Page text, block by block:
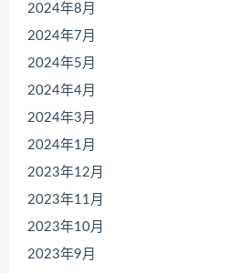
2024年8月
2024年7月
2024年5月
2024年4月
2024年3月
2024年1月
2023年12月
2023年11月
2023年10月
2023年9月